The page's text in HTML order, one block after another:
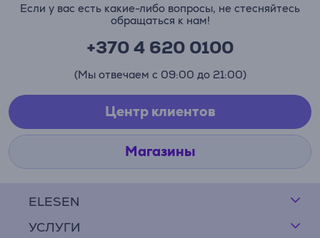
ELESEN
УСЛУГИ
Если у вас есть какие-либо вопросы, не стесняйтесь
обращаться к нам!
+370 4 620 0100
(Мы отвечаем с 09:00 до 21:00)
Центр клиентов
Магазины